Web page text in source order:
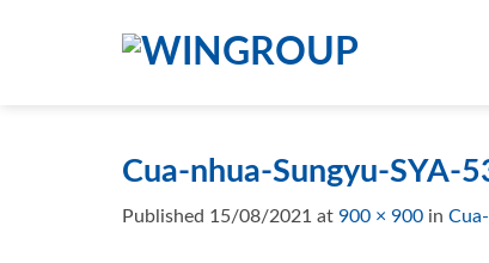
Cua-nhua-Sungyu-SYA-
Published 15/08/2021 at 900 × 900 in